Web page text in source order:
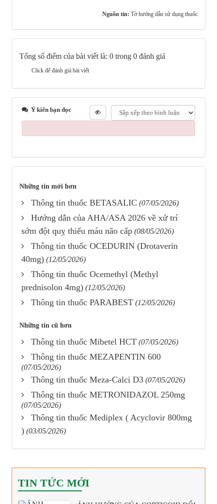
Nguồn tin: Tờ hướng dẫn sử dụng thuốc
Tổng số điểm của bài viết là: 0 trong 0 đánh giá
Click để đánh giá bài viết
Ý kiến bạn đọc
Những tin mới hơn
Thông tin thuốc BETASALIC (07/05/2026)
Hướng dẫn của AHA/ASA 2026 về xử trí
sớm đột quỵ thiếu máu não cấp (08/05/2026)
Thông tin thuốc OCEDURIN (Drotaverin
40mg) (12/05/2026)
Thông tin thuốc Ocemethyl (Methyl
prednisolon 4mg) (12/05/2026)
Thông tin thuốc PARABEST (12/05/2026)
Những tin cũ hơn
Thông tin thuốc Mibetel HCT (07/05/2026)
Thông tin thuốc MEZAPENTIN 600
(07/05/2026)
Thông tin thuốc Meza-Calci D3 (07/05/2026)
Thông tin thuốc METRONIDAZOL 250mg
(07/05/2026)
Thông tin thuốc Mediplex ( Acyclovir 800mg
) (03/05/2026)
TIN TỨC MỚI